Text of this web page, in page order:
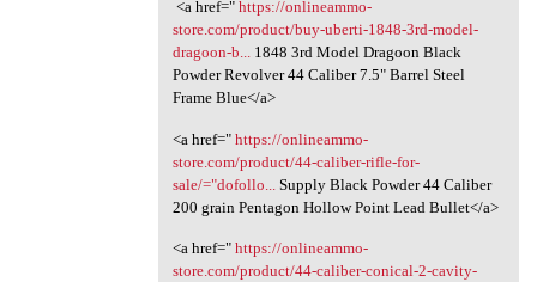
<a href=" https://onlineammo-
store.com/product/buy-uberti-1848-3rd-model-
dragoon-b...1848 3rd Model Dragoon Black
Powder Revolver 44 Caliber 7.5" Barrel Steel
Frame Blue</a>
<a href=" https://onlineammo-
store.com/product/44-caliber-rifle-for-
sale/="dofollo...
Supply Black Powder 44 Caliber
200 grain Pentagon Hollow Point Lead Bullet</a>
<a href=" https://onlineammo-
store.com/product/44-caliber-conical-2-cavity-